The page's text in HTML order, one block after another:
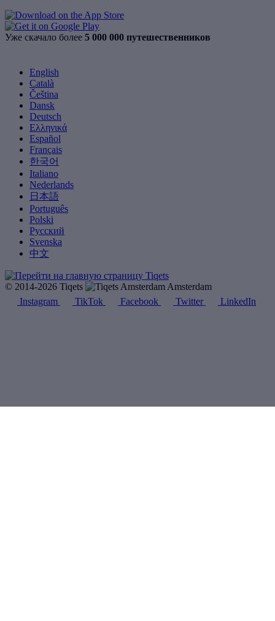
Уже скачало более 5 000 000 путешественников
English
Català
Čeština
Dansk
Deutsch
Ελληνικά
Español
Français
한국어
Italiano
Nederlands
日本語
Português
Polski
Русский
Svenska
中文
© 2014-2026 Tiqets
Amsterdam
Instagram
TikTok Facebook Twitter LinkedIn